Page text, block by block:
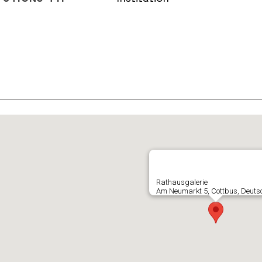
Rathausgalerie
Am Neumarkt 5, Cottbus,